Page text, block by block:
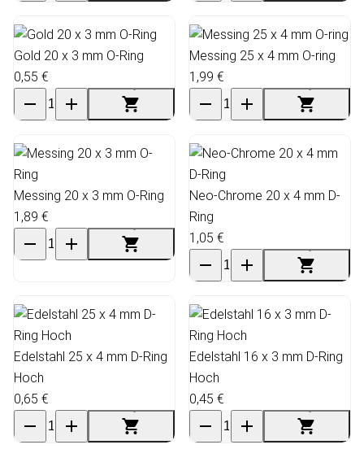
Gold 20 x 3 mm O-Ring
0,55 €
Messing 25 x 4 mm O-ring
1,99 €
Messing 20 x 3 mm O-Ring
1,89 €
Neo-Chrome 20 x 4 mm D-
Ring
1,05 €
Edelstahl 25 x 4 mm D-Ring
Hoch
0,65 €
Edelstahl 16 x 3 mm D-Ring
Hoch
0,45 €